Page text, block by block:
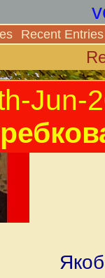
Recent Entries
Jun-